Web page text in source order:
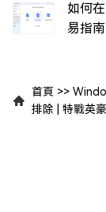
如何
易指南
首頁 >>
排除 | 特戰英